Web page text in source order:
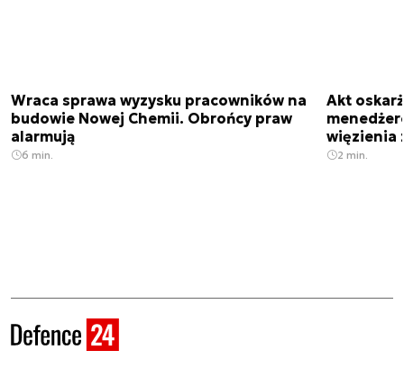
Wraca sprawa wyzysku pracowników na
budowie Nowej Chemii. Obrońcy praw
alarmują
6 min.
Akt
więzienia
2 min.